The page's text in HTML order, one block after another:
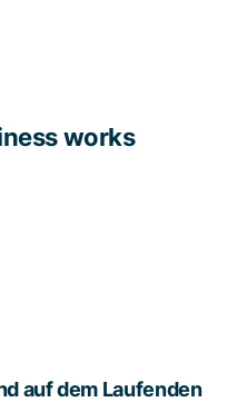
works
auf dem Laufenden